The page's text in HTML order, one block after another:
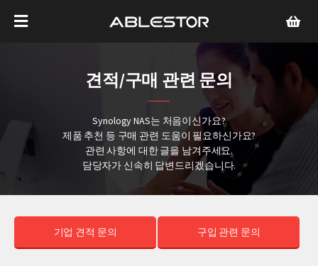
견적/구매 관련 문의
Synology NAS는 처음이신가요?
제품 추천 등 구매 관련 도움이 필요하신가요?
관련 사항에 대한 글을 남겨주세요.
담당자가 신속히 답변드리겠습니다.
기업 견적 문의 구입 관련 문의